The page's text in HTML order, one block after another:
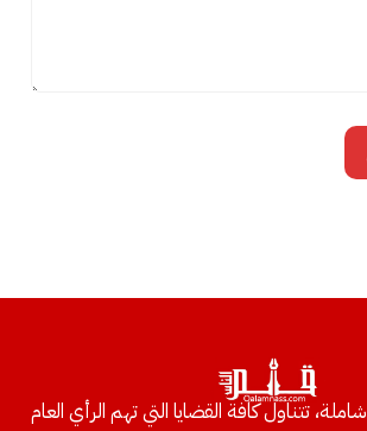
تتناول كافة القضايا التي تهم الرأي العام